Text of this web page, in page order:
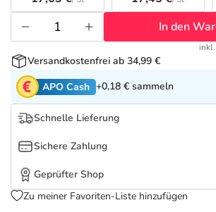
Tierapotheke
Vitamine & Mineralstoffe
Marken
Salus Deals
In den
Versandkostenfrei ab 34,99 €
APO Cash +0,18 € sammeln
Schnelle Lieferung
Sichere Zahlung
Geprüfter Shop
Zu meiner Favoriten-Liste hinzufügen